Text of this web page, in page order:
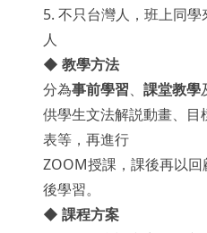
5. 不只台灣人，班上同
人
◆ 教學方法
分為事前學習、 課堂教學
供學生文法解説動畫、
表等，再進行
ZOOM授課，課後再以
後學習。
◆ 課程方案